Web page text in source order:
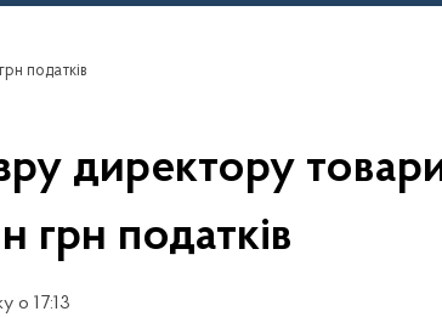
податків
директору
грн податків
о 17:13